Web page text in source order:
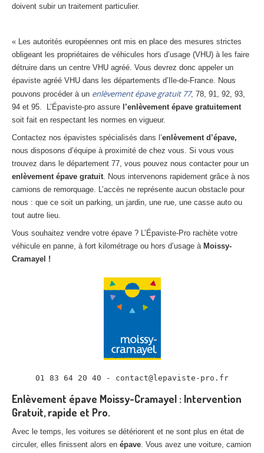
RACHAT VÉHICULES
01 83 64 20 40
doivent subir un traitement particulier.
« Les autorités européennes ont mis en place des mesures strictes
obligeant les propriétaires de véhicules hors d’usage (VHU) à les faire
détruire dans un centre VHU agréé. Vous devrez donc appeler un
épaviste agréé VHU dans les départements d’Ile-de-France. Nous
pouvons procéder à un enlèvement épave gratuit 77, 78, 91, 92, 93,
94 et 95. L’Épaviste-pro assure l’enlèvement épave gratuitement
soit fait en respectant les normes en vigueur.
Contactez nos épavistes spécialisés dans l’enlèvement d’épave,
nous disposons d’équipe à proximité de chez vous. Si vous vous
trouvez dans le département 77, vous pouvez nous contacter pour un
enlèvement épave gratuit. Nous intervenons rapidement grâce à nos
camions de remorquage. L’accès ne représente aucun obstacle pour
nous : que ce soit un parking, un jardin, une rue, une casse auto ou
tout autre lieu.
Vous souhaitez vendre votre épave ? L’Épaviste-Pro rachète votre
véhicule en panne, à fort kilométrage ou hors d’usage à Moissy-
Cramayel !
01 83 64 20 40 - contact@lepaviste-pro.fr
Enlèvement épave Moissy-Cramayel : Intervention
Gratuit, rapide et Pro.
Avec le temps, les voitures se détériorent et ne sont plus en état de
circuler, elles finissent alors en épave. Vous avez une voiture, camion